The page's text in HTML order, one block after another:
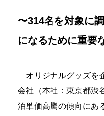
〜314名を対象に
になるために重要
オリジナルグッズを
会社（本社：東京都渋
泊単価高騰の傾向にあ